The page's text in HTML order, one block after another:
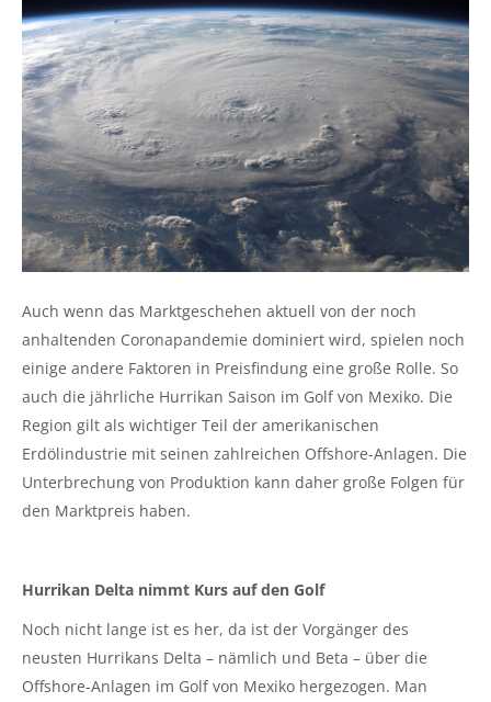
Auch wenn das Marktgeschehen aktuell von der noch
anhaltenden Coronapandemie dominiert wird, spielen noch
einige andere Faktoren in Preisfindung eine große Rolle. So
auch die jährliche Hurrikan Saison im Golf von Mexiko. Die
Region gilt als wichtiger Teil der amerikanischen
Erdölindustrie mit seinen zahlreichen Offshore-Anlagen. Die
Unterbrechung von Produktion kann daher große Folgen für
den Marktpreis haben.
Hurrikan Delta nimmt Kurs auf den Golf
Noch nicht lange ist es her, da ist der Vorgänger des
neusten Hurrikans Delta – nämlich und Beta – über die
Offshore-Anlagen im Golf von Mexiko hergezogen. Man